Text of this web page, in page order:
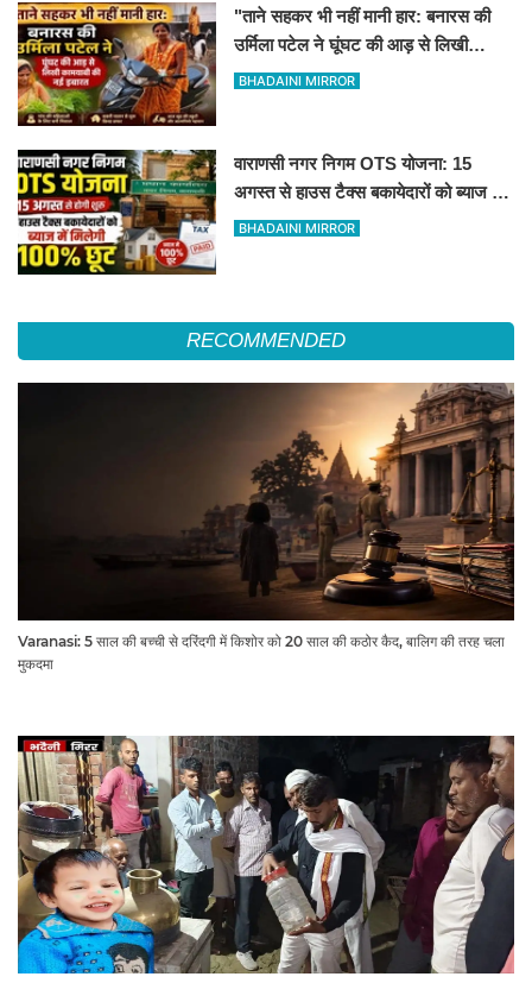
"ताने सहकर भी नहीं मानी हार: बनारस की
उर्मिला पटेल ने घूंघट की आड़ से लिखी
कामयाबी की नई इबारत"
BHADAINI MIRROR
वाराणसी नगर निगम OTS योजना: 15
अगस्त से हाउस टैक्स बकायेदारों को ब्याज में
मिलेगी 100% छूट
BHADAINI MIRROR
RECOMMENDED
Varanasi: 5 साल की बच्ची से दरिंदगी में किशोर को 20 साल की कठोर कैद, बालिग की तरह चला
मुकदमा